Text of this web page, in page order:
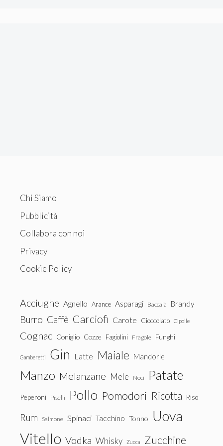
Chi Siamo
Pubblicità
Collabora con noi
Privacy
Cookie Policy
Acciughe Agnello Arance Asparagi Baccalà Brandy
Burro Caffè Carciofi Carote Cioccolato Cipolle
Cognac Coniglio Cozze Fagiolini Fragole Funghi
Gamberetti Gin Latte Maiale Mandorle
Manzo Melanzane Mele Noci Patate
Peperoni Piselli Pollo Pomodori Ricotta Riso
Rum Salmone Spinaci Tacchino Tonno Uova
Vitello Vodka Whisky Zucca Zucchine